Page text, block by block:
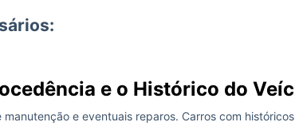
e o Histórico do
e eventuais reparos. Carros com